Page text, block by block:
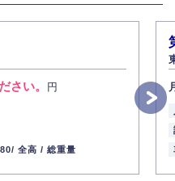
いります。
さい。 円
全高 / 総重量